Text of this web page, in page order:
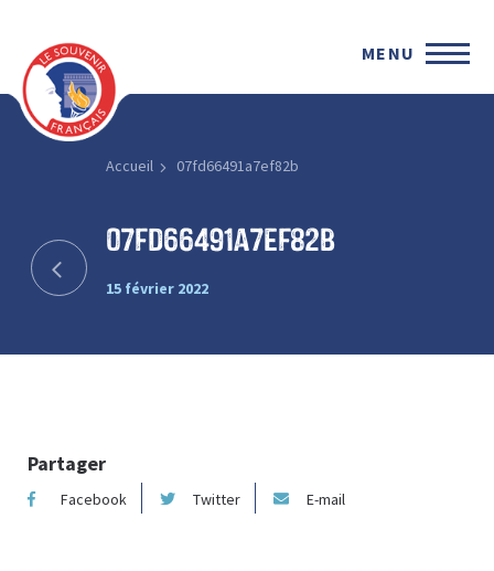
MENU
Accueil 07fd66491a7ef82b
07fd66491a7ef82b
15 février 2022
Partager
Facebook Twitter E-mail